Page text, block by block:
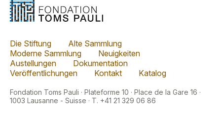
Die Stiftung
Alte Sammlung
Moderne Sammlung
Neuigkeiten
Austellungen
Dokumentation
Veröffentlichungen
Kontakt Katalog
Fondation Toms Pauli · Plateforme 10 · Place de la Gare 16 ·
1003 Lausanne - Suisse · T. +41 21 329 06 86